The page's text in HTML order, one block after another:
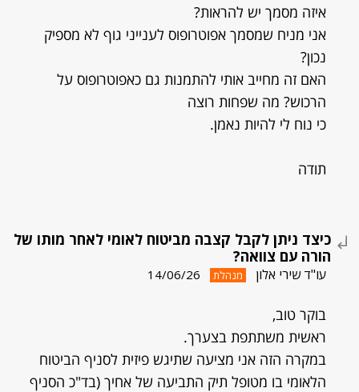
איזה מסמך יש להראות?
אני מניח שמסמך אפוטרופוס לענייני גוף לא מספיק
נכון?
האם זה מחייב אותי להתמנות גם כאפוטרופוס על
הרכוש? מה שפחות רוצה
כי נוח לי להיות נאמן.
תודה
כיצד ניתן לקבל קצבה מביטוח לאומי לאחר מותו של
הורה עם צוואה?
עו"ד שירי אלון מנהלת 14/06/26
בוקר טוב,
ראשית משתתפת בצערך.
במקרה הזה אני מציעה שתיגש פיזית לסניף הביטוח
הלאומי בו מטופל תיק התביעה של אחיך (בד"כ הסניף